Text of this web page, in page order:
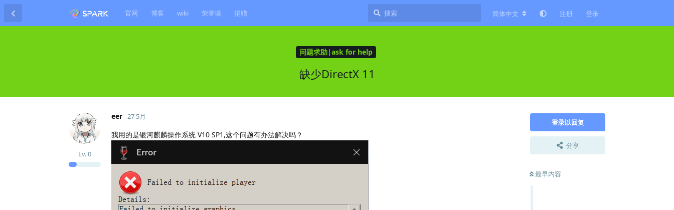
官网 博客 wiki 荣誉墙 捐赠 简体中文 注册 登录
问题求助|ask for help
缺少DirectX 11
登录以回复
分享
最早内容
eer
Lv.0
27 5月
我用的是银河麒麟操作系统 V10 SP1,这个问题有办法解决吗？